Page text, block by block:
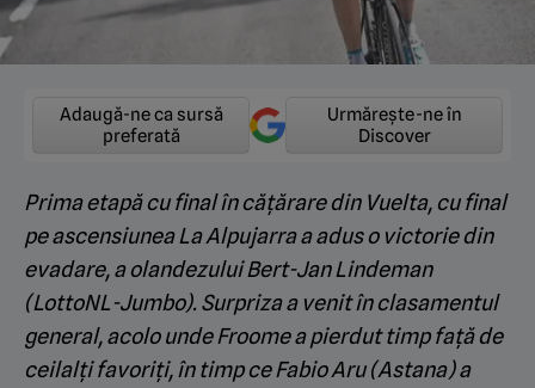
Adaugă-ne ca sursă
preferată
Urmărește-ne în
Discover
Prima etapă cu final în cățărare din Vuelta, cu final
pe ascensiunea La Alpujarra a adus o victorie din
evadare, a olandezului Bert-Jan Lindeman
(LottoNL-Jumbo). Surpriza a venit în clasamentul
general, acolo unde Froome a pierdut timp față de
ceilalți favoriți, în timp ce Fabio Aru (Astana) a